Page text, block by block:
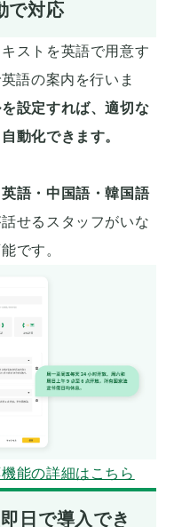
で対応
ストを英語で用意す
語の案内を行いま
設定すれば、適切な
動化できます。
英語・中国語・韓国語
せるスタッフがいな
です。
能の詳細はこちら
日で導入でき